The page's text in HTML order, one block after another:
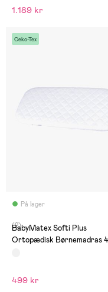
1.189 kr
Oeko-Tex
På lager
(2)
BabyMatex Softi Plus
Ortopædisk Børnemadras
499 kr